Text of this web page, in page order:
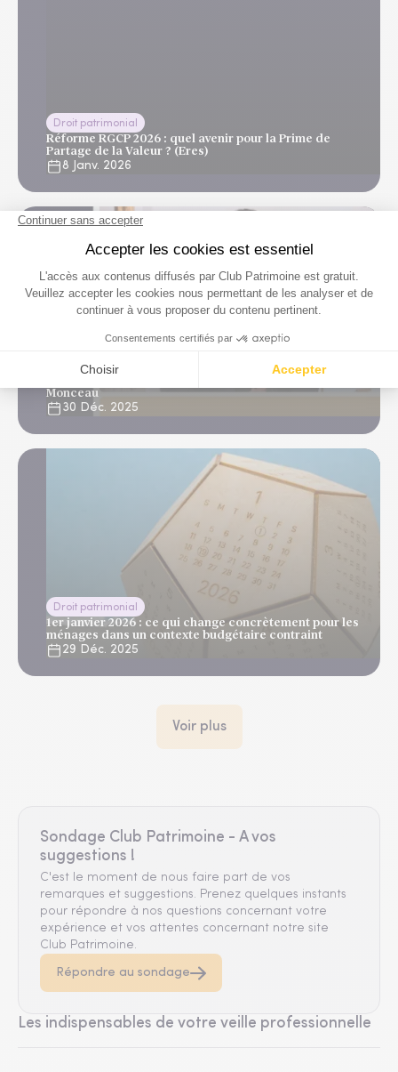
Droit patrimonial
Réforme RGCP 2026 : quel avenir pour la Prime de
Partage de la Valeur ? (Eres)
8 Janv. 2026
Cession d’entreprise : ce qu’il faut comprendre avant
d’accepter un earn out. Avec Louis Soris, Club
Monceau
30 Déc. 2025
Droit patrimonial
1er janvier 2026 : ce qui change concrètement pour les
ménages dans un contexte budgétaire contraint
29 Déc. 2025
Voir plus
Sondage Club Patrimoine - A vos
suggestions !
C'est le moment de nous faire part de vos
remarques et suggestions. Prenez quelques instants
pour répondre à nos questions concernant votre
expérience et vos attentes concernant notre site
Club Patrimoine.
Répondre au sondage
Les indispensables de votre veille professionnelle